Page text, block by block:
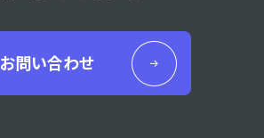
お問い合わせ